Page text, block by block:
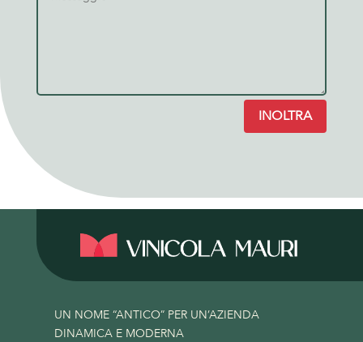
INOLTRA
UN NOME “ANTICO” PER UN’AZIENDA
DINAMICA E MODERNA